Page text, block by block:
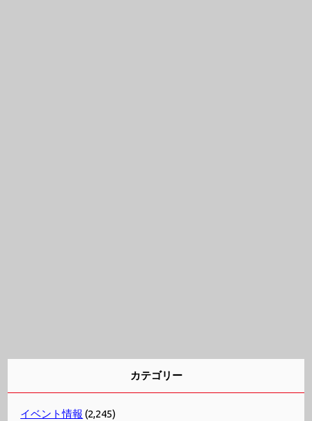
カテゴリー
イベント情報 (2,245)